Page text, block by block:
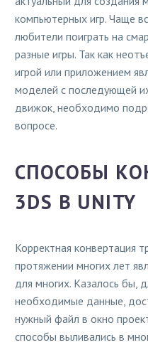
компьютерных игр. Чаще
любители поиграть на
разные игры. Так как
игрой или приложением
моделей с последующей
движок, необходимо
вопросе.
СПОСОБЫ
3DS В UNITY
Корректная конвертация
протяжении многих лет
для многих. Казалось бы,
необходимые данные,
нужный файл в окно
способы выливались в